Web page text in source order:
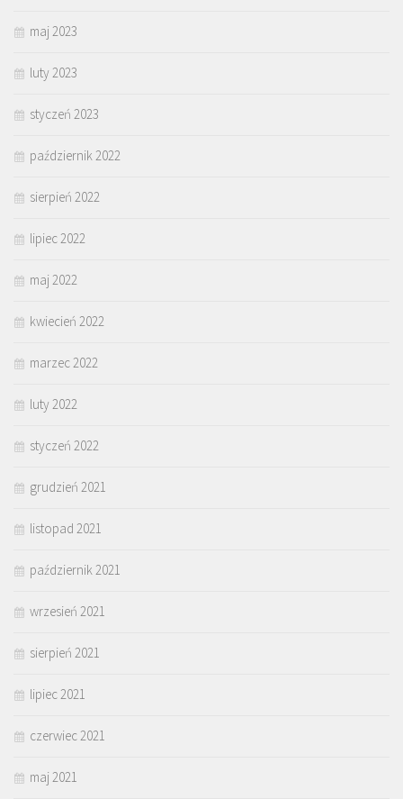
maj 2023
luty 2023
styczeń 2023
październik 2022
sierpień 2022
lipiec 2022
maj 2022
kwiecień 2022
marzec 2022
luty 2022
styczeń 2022
grudzień 2021
listopad 2021
październik 2021
wrzesień 2021
sierpień 2021
lipiec 2021
czerwiec 2021
maj 2021